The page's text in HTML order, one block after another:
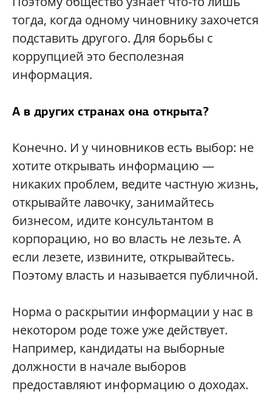
тогда, когда одному чиновнику захочется
подставить другого. Для борьбы с
коррупцией это бесполезная
информация.
А в других странах она открыта?
Конечно. И у чиновников есть выбор: не
хотите открывать информацию —
никаких проблем, ведите частную жизнь,
открывайте лавочку, занимайтесь
бизнесом, идите консультантом в
корпорацию, но во власть не лезьте. А
если лезете, извините, открывайтесь.
Поэтому власть и называется публичной.
Норма о раскрытии информации у нас в
некотором роде тоже уже действует.
Например, кандидаты на выборные
должности в начале выборов
предоставляют информацию о доходах.